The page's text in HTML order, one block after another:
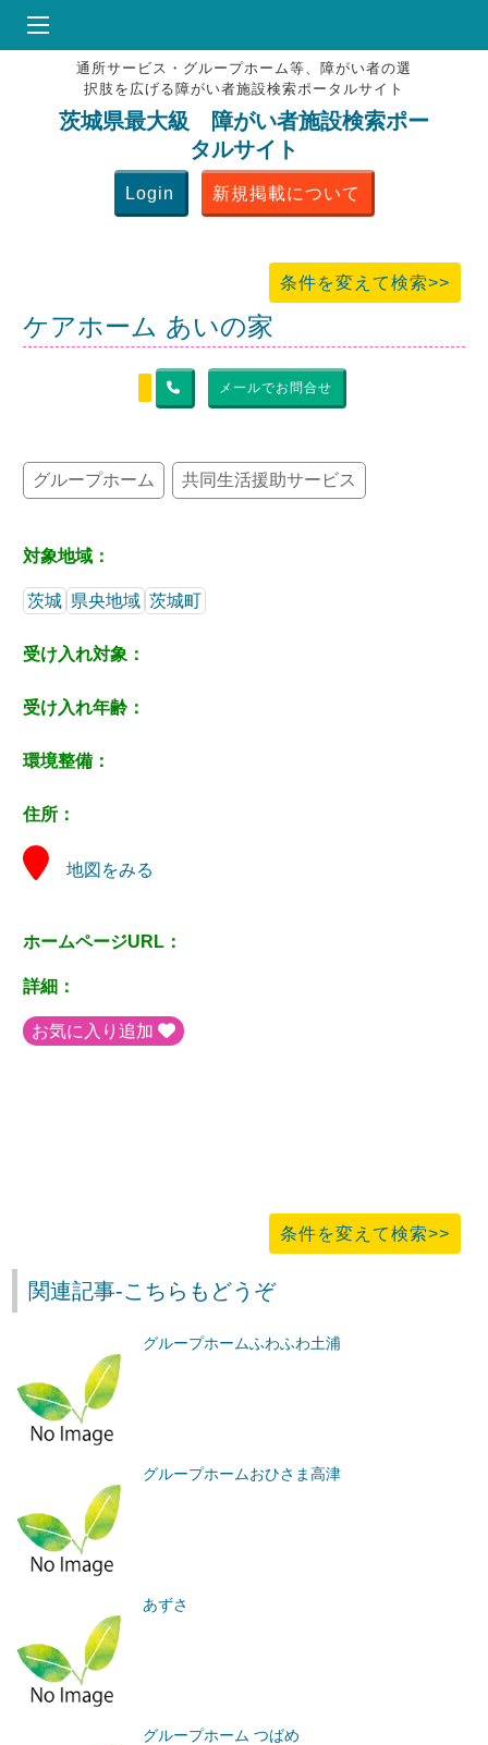
HOME
♥お気にりブックマーク
掲載会員MENU
よくある質問
通所サービス・グループホーム等、障がい者の選
択肢を広げる障がい者施設検索ポータルサイト
茨城県最大級 障がい者施設検索ポー
タルサイト
Login 新規掲載について
条件を変えて検索>>
ケアホーム あいの家
メールでお問合せ
グループホーム 共同生活援助サービス
対象地域：
茨城 県央地域 茨城町
受け入れ対象：
受け入れ年齢：
環境整備：
住所：
地図をみる
ホームページURL：
詳細：
お気に入り追加
条件を変えて検索>>
関連記事-こちらもどうぞ
グループホームふわふわ土浦
グループホームおひさま高津
あずさ
グループホーム つばめ